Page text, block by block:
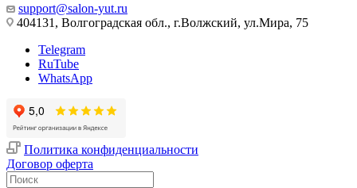
support@salon-yut.ru
404131, Волгоградская обл., г.Волжский, ул.Мира, 75
Telegram
RuTube
WhatsApp
Политика конфиденциальности
Договор оферта